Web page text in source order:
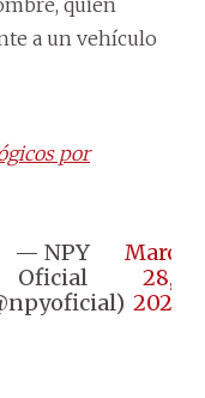
a un vehículo
por
— NPY
Oficial
March
28,
2025